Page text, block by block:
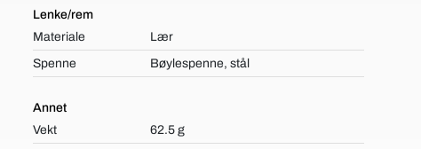
Lenke/rem
Materiale
Lær
Spenne
Bøylespenne, stål
Annet
Vekt
62.5 g